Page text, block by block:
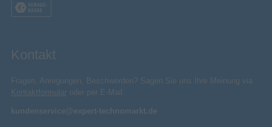
Kontakt
Fragen, Anregungen, Beschwerden? Sagen Sie uns Ihre Meinung via
Kontaktformular oder per E-Mail:
kundenservice@expert-technomarkt.de